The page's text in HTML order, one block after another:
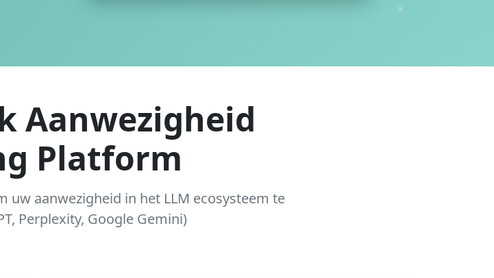
Aanwezigheid
Platform
uw aanwezigheid in het LLM ecosysteem te
Perplexity, Google Gemini)